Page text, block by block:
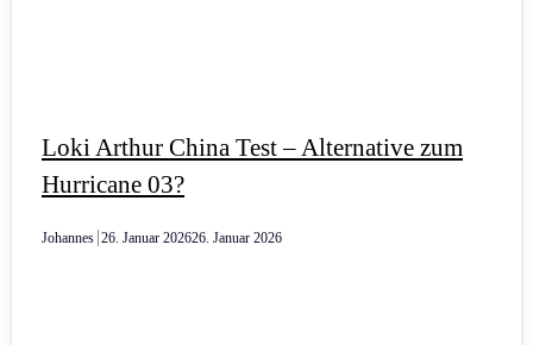
Loki Arthur China Test – Alternative zum
Hurricane 03?
Johannes 26. Januar 202626. Januar 2026